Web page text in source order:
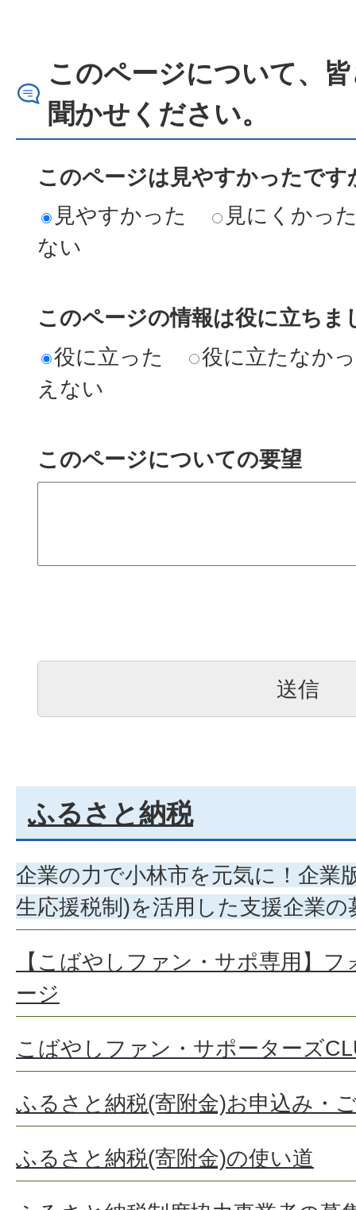
このページについて、
聞かせください。
このページは見やすかったです
見やすかった
見にくかっ
ない
このページの情報は役に立ちま
役に立った
役に立たなか
えない
このページについての要望
ふるさと納税
企業の力で小林市を元気に！企業
生応援税制)を活用した支援企業
【こばやしファン・サポ専用】
ージ
こばやしファン・サポーターズ
ふるさと納税(寄附金)お申込み・
ふるさと納税(寄附金)の使い道